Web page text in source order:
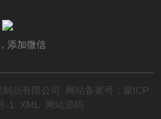
添加微信
品有限公司 网站备案号：
蒙ICP
-1
XML 网站源码